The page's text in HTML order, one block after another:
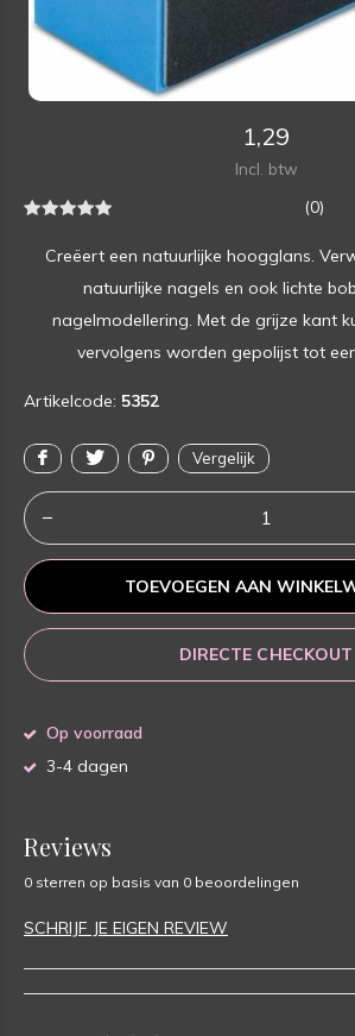
1,29
Incl. btw
(0)
Creëert een natuurlijke hoogglans.
natuurlijke nagels en ook lichte
nagelmodellering. Met de grijze kant
vervolgens worden gepolijst tot
Artikelcode: 5352
Vergelijk
TOEVOEGEN AAN
DIRECTE CHECKOUT
Op voorraad
3-4 dagen
Reviews
0 sterren op basis van 0 beoordelingen
SCHRIJF JE EIGEN REVIEW